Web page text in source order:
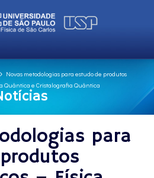
Novas metodologias para estudo de produtos
Quântica e Cristalografia Quântica
para